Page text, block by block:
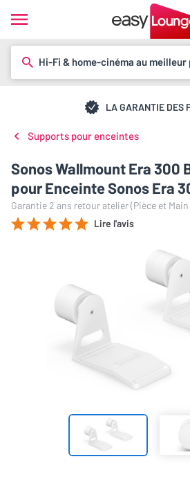
Hi-Fi & home-cinéma au meilleur
LA GARANTIE DES
Supports pour enceintes
Sonos Wallmount Era 300
pour Enceinte Sonos Era
Garantie 2 ans retour atelier (Pièce et
Lire l'avis